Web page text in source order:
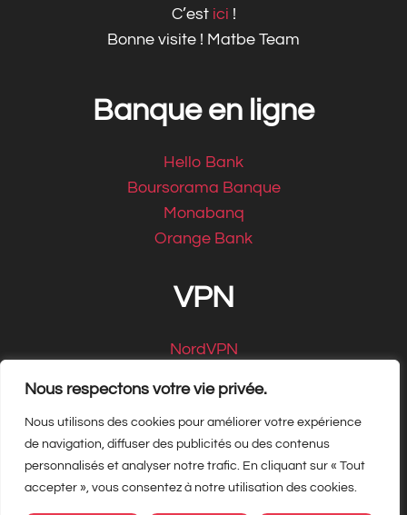
Nous respectons votre vie privée.
Nous utilisons des cookies pour améliorer votre expérience
de navigation, diffuser des publicités ou des contenus
personnalisés et analyser notre trafic. En cliquant sur « Tout
accepter », vous consentez à notre utilisation des cookies.
C’est ici !
Bonne visite ! Matbe Team
Banque en ligne
Hello Bank
Boursorama Banque
Monabanq
Orange Bank
VPN
NordVPN
Copyright Matbe.com 2026, tous droits
réservés